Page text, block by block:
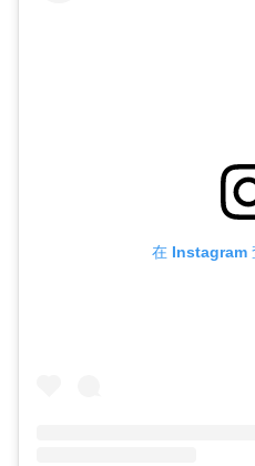
在 Instagram